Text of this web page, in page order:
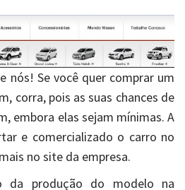
nós! Se você quer comprar um
corra, pois as suas chances de
embora elas sejam mínimas. A
e comercializado o carro no
no site da empresa.
da produção do modelo na